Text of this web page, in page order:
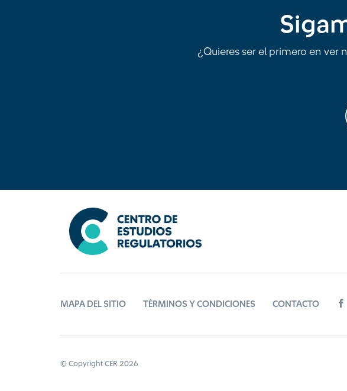
¿Quieres ser el primero en ver
MAPA DEL SITIO TÉRMINOS Y CONDICIONES CONTACTO
© Copyright CER 2026